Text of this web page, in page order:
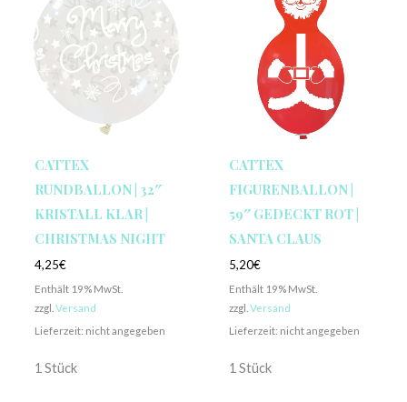
CATTEX
RUNDBALLON | 32″
KRISTALL KLAR |
CHRISTMAS NIGHT
4,25€
Enthält 19% MwSt.
zzgl. Versand
Lieferzeit: nicht angegeben
1 Stück
CATTEX
FIGURENBALLON |
59″ GEDECKT ROT |
SANTA CLAUS
5,20€
Enthält 19% MwSt.
zzgl. Versand
Lieferzeit: nicht angegeben
1 Stück